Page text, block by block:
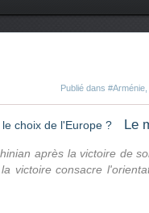
Publié dans #Arménie
après la victoire de
victoire consacre